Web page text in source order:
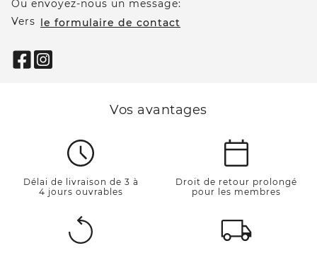
Ou envoyez-nous un message:
Vers le formulaire de contact
Vos avantages
Délai de livraison de 3 à
4 jours ouvrables
Droit de retour prolongé
pour les membres